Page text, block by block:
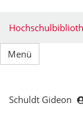
Menü
Schuldt Gideon